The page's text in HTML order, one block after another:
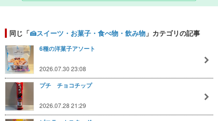
同じ「🍰スイーツ・お菓子・食べ物・飲み物 」カテゴリの記事
6種の洋菓子アソート
2026.07.30 23:08
プチ チョコチップ
2026.07.28 21:29